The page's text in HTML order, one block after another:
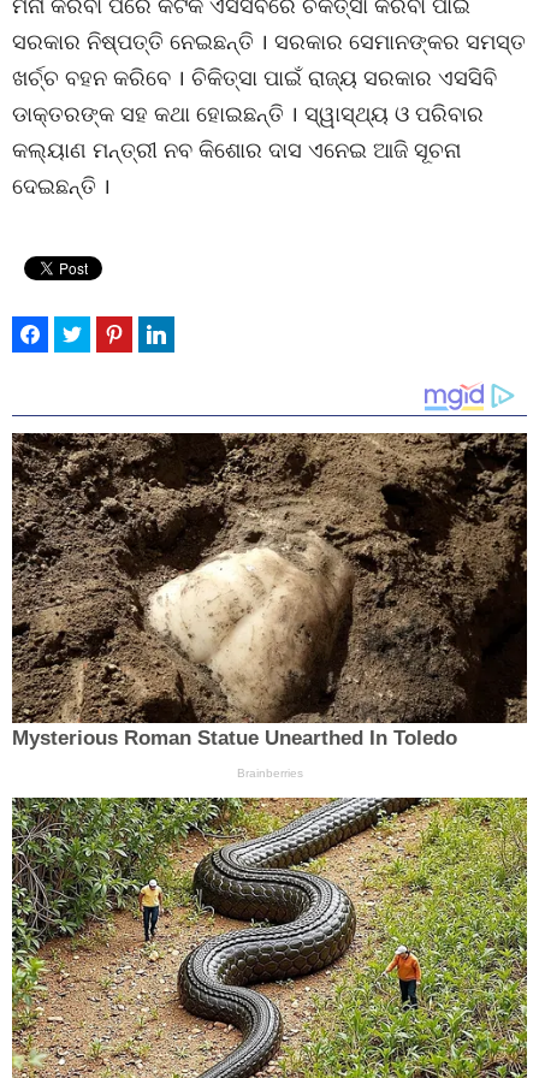
ସରକାର ନିଷ୍ପତ୍ତି ନେଇଛନ୍ତି । ସରକାର ସେମାନଙ୍କର ସମସ୍ତ
ଖର୍ଚ୍ଚ ବହନ କରିବେ । ଚିକିତ୍ସା ପାଇଁ ରାଜ୍ୟ ସରକାର ଏସସିବି
ଡାକ୍ତରଙ୍କ ସହ କଥା ହୋଇଛନ୍ତି । ସ୍ୱାସ୍ଥ୍ୟ ଓ ପରିବାର
କଲ୍ୟାଣ ମନ୍ତ୍ରୀ ନବ କିଶୋର ଦାସ ଏନେଇ ଆଜି ସୂଚନା
ଦେଇଛନ୍ତି ।